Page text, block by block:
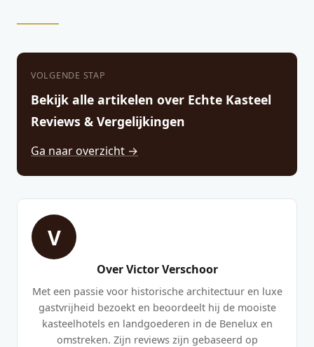
VOLGENDE STAP
Bekijk alle artikelen over Echte Kasteel
Reviews & Vergelijkingen
Ga naar overzicht →
V
Over Victor Verschoor
Met een passie voor historische architectuur en luxe
gastvrijheid bezoekt en beoordeelt hij de mooiste
kasteelhotels en landgoederen in de Benelux en
omstreken. Zijn reviews zijn gebaseerd op